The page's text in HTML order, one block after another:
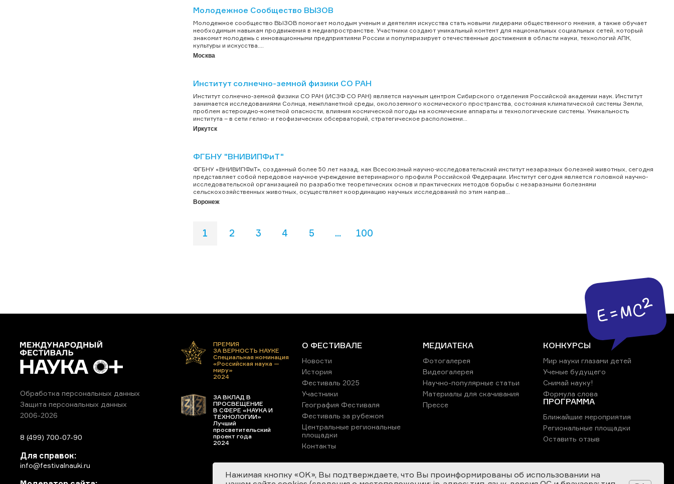
Молодежное Сообщество ВЫЗОВ
Молодежное сообщество ВЫЗОВ помогает молодым ученым и деятелям искусства стать новыми лидерами общественного мнения, а также обучает
необходимым навыкам продвижения в медиапространстве. Участники создают уникальный контент для национальных социальных сетей, который
знакомит молодежь с инновационными предприятиями России и популяризирует отечественные достижения в области науки, технологий АПК,
культуры и искусства....
Москва
Институт солнечно-земной физики СО РАН
Институт солнечно-земной физики СО РАН (ИСЗФ СО РАН) является научным центром Сибирского отделения Российской академии наук. Институт
занимается исследованиями Солнца, межпланетной среды, околоземного космического пространства, состояния климатической системы Земли,
проблем астероидно-кометной опасности, влияния космической погоды на космические аппараты и технологические системы. Уникальность
института – в сети гелио- и геофизических обсерваторий, стратегическое расположени...
Иркутск
ФГБНУ "ВНИВИПФиТ"
ФГБНУ «ВНИВИПФиТ», созданный более 50 лет назад, как Всесоюзный научно-исследовательский институт незаразных болезней животных, сегодня
представляет собой передовое научное учреждение ветеринарного профиля Российской Федерации. Институт сегодня является головной научно-
исследовательской организацией по разработке теоретических основ и практических методов борьбы с незаразными болезнями
сельскохозяйственных животных, осуществляет координацию научных исследований по этим направ...
Воронеж
1 2 3 4 5 ... 100
Обработка персональных данных
Защита персональных данных
2006-2026
8 (499) 700-07-90
Для справок:
info@festivalnauki.ru
ПРЕМИЯ
ЗА ВЕРНОСТЬ НАУКЕ
Специальная номинация
«Российская наука —
миру»
2024
ЗА ВКЛАД В
ПРОСВЕЩЕНИЕ
В СФЕРЕ «НАУКА И
ТЕХНОЛОГИИ»
Лучший
просветительский
проект года
2024
О ФЕСТИВАЛЕ
Новости
История
Фестиваль 2025
Участники
География Фестиваля
Фестиваль за рубежом
Центральные региональные
площадки
Контакты
МЕДИАТЕКА
Фотогалерея
Видеогалерея
Научно-популярные статьи
Материалы для скачивания
Прессе
КОНКУРСЫ
Мир науки глазами детей
Ученые будущего
Снимай науку!
Формула слова
ПРОГРАММА
Ближайшие мероприятия
Региональные площадки
Оставить отзыв
Нажимая кнопку «OK», Вы подтверждаете, что Вы проинформированы об использовании на